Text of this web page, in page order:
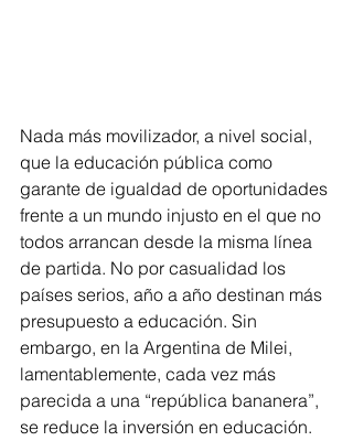
Nada más movilizador, a nivel social,
que la educación pública como
garante de igualdad de oportunidades
frente a un mundo injusto en el que no
todos arrancan desde la misma línea
de partida. No por casualidad los
países serios, año a año destinan más
presupuesto a educación. Sin
embargo, en la Argentina de Milei,
lamentablemente, cada vez más
parecida a una “república bananera”,
se reduce la inversión en educación.